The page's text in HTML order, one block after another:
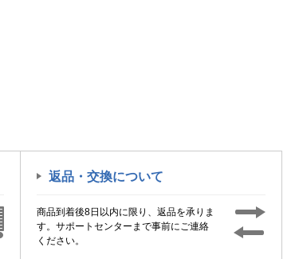
返品・交換について
商品到着後8日以内に限り、返品を承りま
す。サポートセンターまで事前にご連絡
ください。